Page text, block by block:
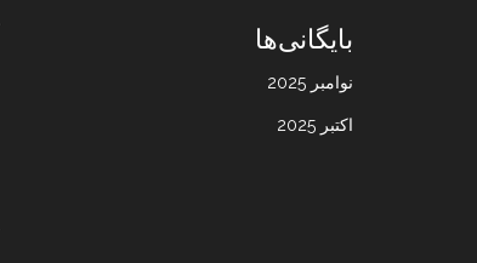
بایگانی‌ها
نوامبر 2025
اکتبر 2025